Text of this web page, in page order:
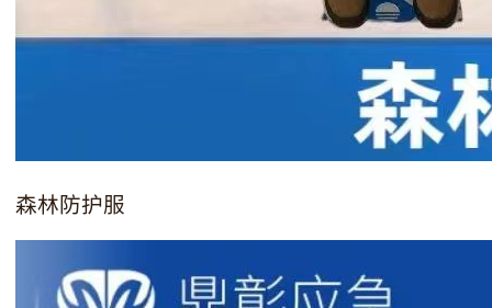
森林防护服